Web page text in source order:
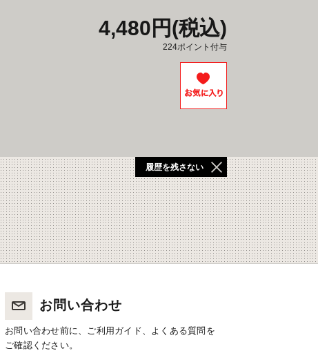
4,480円(税込)
224ポイント付与
履歴を残さない
お問い合わせ
お問い合わせ前に、ご利用ガイド、よくある質問を
ご確認ください。